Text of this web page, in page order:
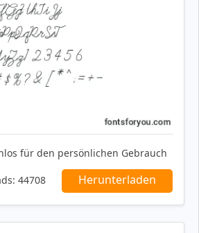
für den persönlichen Gebrauch
44708 Herunterladen